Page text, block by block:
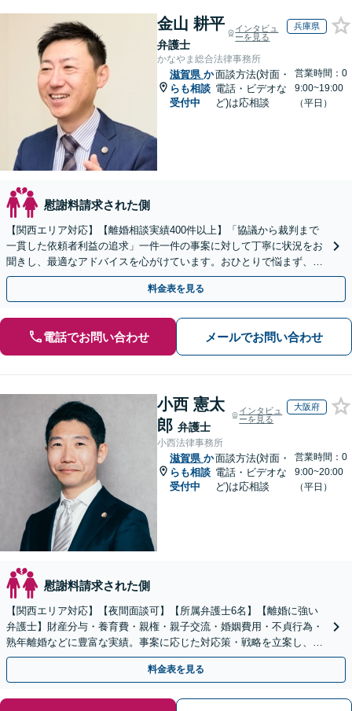
金山 耕平
弁護士
インタビュ
ーを見る
兵庫県
かなやま総合法律事務所
滋賀県 か
らも相談
受付中
面談方法(対面・
電話・ビデオな
ど)は応相談
営業時間：0
9:00~19:00
（平日）
慰謝料請求された側
【関西エリア対応】【離婚相談実績400件以上】「協議から裁判まで
一貫した依頼者利益の追求」一件一件の事案に対して丁寧に状況をお
聞きし、最適なアドバイスを心がけています。おひとりで悩まず、ぜ
ひ一度ご相談ください【完全個室対応】【子連れ相談可】
料金表を見る
電話でお問い合わせ メールでお問い合わせ
小西 憲太
郎 弁護士
インタビュ
ーを見る
大阪府
小西法律事務所
滋賀県 か
らも相談
受付中
面談方法(対面・
電話・ビデオな
ど)は応相談
営業時間：0
9:00~20:00
（平日）
慰謝料請求された側
【関西エリア対応】【夜間面談可】【所属弁護士6名】【離婚に強い
弁護士】財産分与・養育費・親権・親子交流・婚姻費用・不貞行為・
熟年離婚などに豊富な実績。事案に応じた対応策・戦略を立案し、全
力で闘います。明るい人生の再スタートを！
料金表を見る